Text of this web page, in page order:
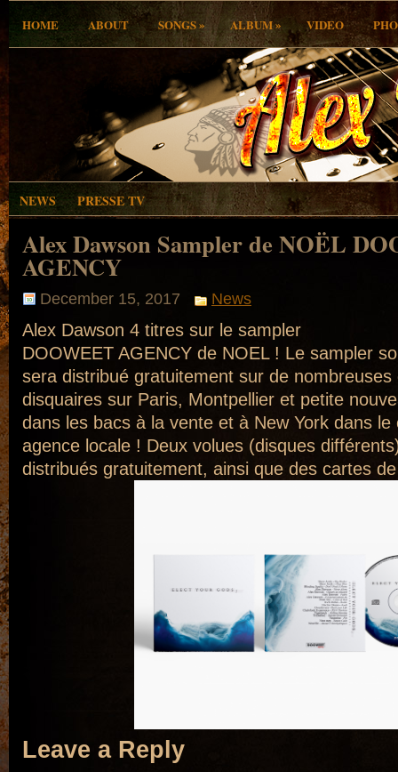
HOME ABOUT SONGS» ALBUM» VIDEO
NEWS PRESSE TV
Alex Dawson Sampler de NOËL
AGENCY
December 15, 2017 News
Alex Dawson 4 titres sur le sampler
DOOWEET AGENCY de NOEL ! Le sampler
sera distribué gratuitement sur de
disquaires sur Paris, Montpellier et petite
dans les bacs à la vente et à New York dans
agence locale ! Deux volues (disques
distribués gratuitement, ainsi que des cartes
Leave a Reply